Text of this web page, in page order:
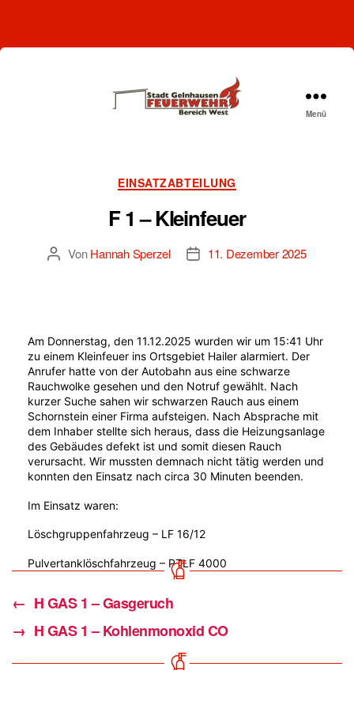
Menü
Kategorien
EINSATZABTEILUNG
F 1 – Kleinfeuer
Beitragsautor
VonHannah Sperzel Beitragsdatum
11. Dezember 2025
Am Donnerstag, den 11.12.2025 wurden wir um 15:41 Uhr
zu einem Kleinfeuer ins Ortsgebiet Hailer alarmiert. Der
Anrufer hatte von der Autobahn aus eine schwarze
Rauchwolke gesehen und den Notruf gewählt. Nach
kurzer Suche sahen wir schwarzen Rauch aus einem
Schornstein einer Firma aufsteigen. Nach Absprache mit
dem Inhaber stellte sich heraus, dass die Heizungsanlage
des Gebäudes defekt ist und somit diesen Rauch
verursacht. Wir mussten demnach nicht tätig werden und
konnten den Einsatz nach circa 30 Minuten beenden.
Im Einsatz waren:
Löschgruppenfahrzeug – LF 16/12
Pulvertanklöschfahrzeug – PTLF 4000
← H GAS 1 – Gasgeruch
→ H GAS 1 – Kohlenmonoxid CO